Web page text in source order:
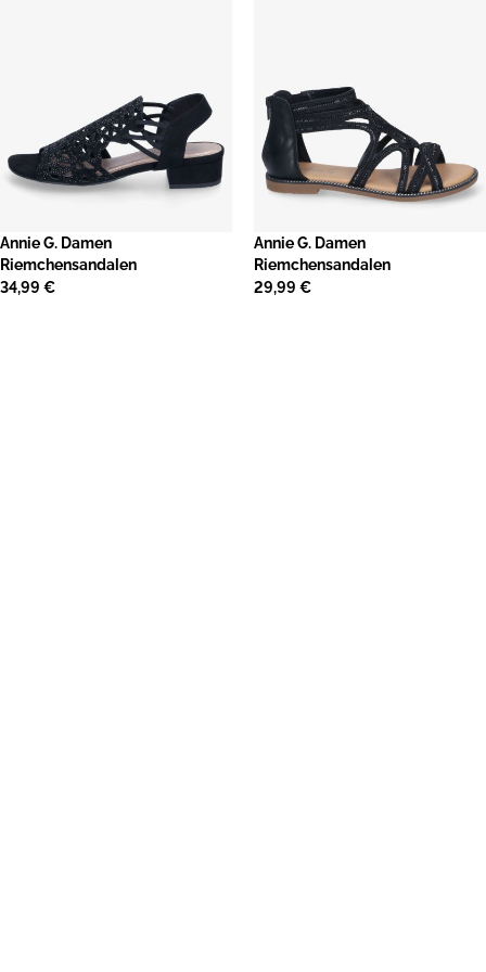
Annie G. Damen
Riemchensandalen
34,99 €
Annie G. Damen
Riemchensandalen
29,99 €